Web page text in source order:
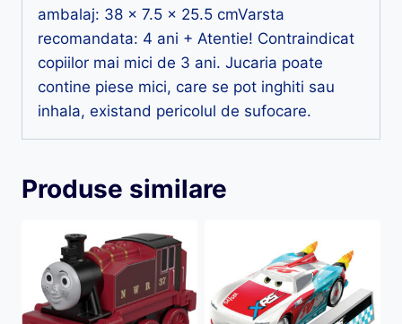
ambalaj: 38 x 7.5 x 25.5 cmVarsta
recomandata: 4 ani + Atentie! Contraindicat
copiilor mai mici de 3 ani. Jucaria poate
contine piese mici, care se pot inghiti sau
inhala, existand pericolul de sufocare.
Produse similare